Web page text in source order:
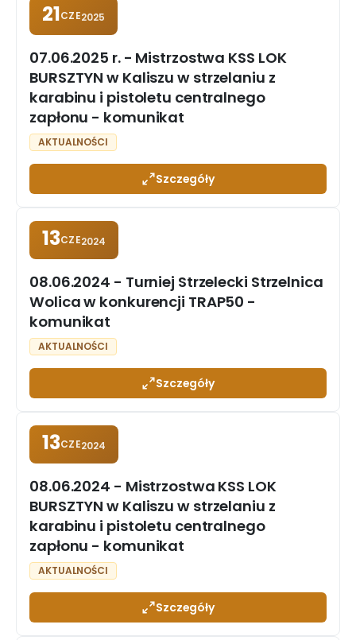
21CZE2025
07.06.2025 r. - Mistrzostwa KSS LOK
BURSZTYN w Kaliszu w strzelaniu z
karabinu i pistoletu centralnego
zapłonu - komunikat
AKTUALNOŚCI
Szczegóły
13CZE2024
08.06.2024 - Turniej Strzelecki Strzelnica
Wolica w konkurencji TRAP50 -
komunikat
AKTUALNOŚCI
Szczegóły
13CZE2024
08.06.2024 - Mistrzostwa KSS LOK
BURSZTYN w Kaliszu w strzelaniu z
karabinu i pistoletu centralnego
zapłonu - komunikat
AKTUALNOŚCI
Szczegóły